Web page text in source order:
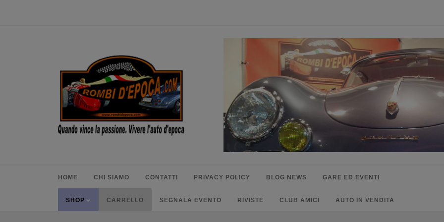
HOME CHI SIAMO CONTATTI PRIVACY POLICY BLOG NEWS GARE ED EVENTI
SHOP CARRELLO SEGNALA EVENTO RIVISTE CLUB AMICI AUTO IN VENDITA